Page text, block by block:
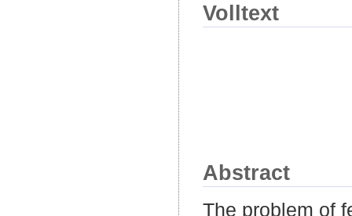
Volltext
Abstract
The problem of